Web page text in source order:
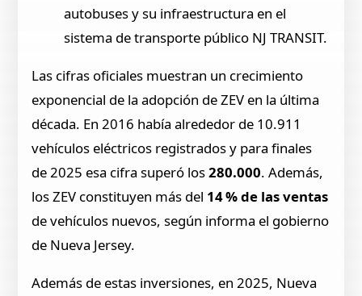
autobuses y su infraestructura en el
sistema de transporte público NJ TRANSIT.
Las cifras oficiales muestran un crecimiento
exponencial de la adopción de ZEV en la última
década. En 2016 había alrededor de 10.911
vehículos eléctricos registrados y para finales
de 2025 esa cifra superó los280.000. Además,
los ZEV constituyen más del 14 % de las ventas
de vehículos nuevos, según informa el gobierno
de Nueva Jersey.
Además de estas inversiones, en 2025, Nueva